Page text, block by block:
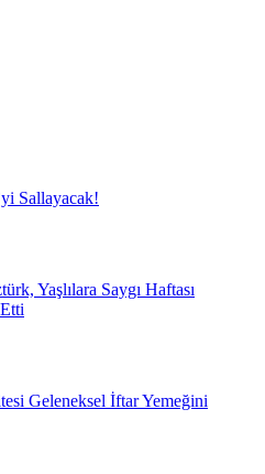
Sallayacak!
Yaşlılara Saygı Haftası
Geleneksel İftar Yemeğini